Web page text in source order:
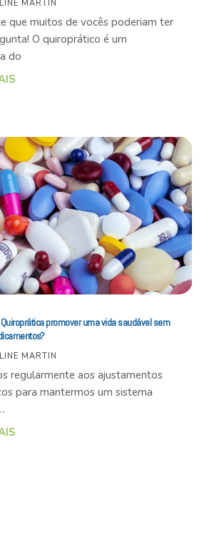
MARTIN
que muitos de vocês poderiam ter
O quiroprático é um
do
promover uma vida saudável sem
MARTIN
regularmente aos ajustamentos
para mantermos um sistema